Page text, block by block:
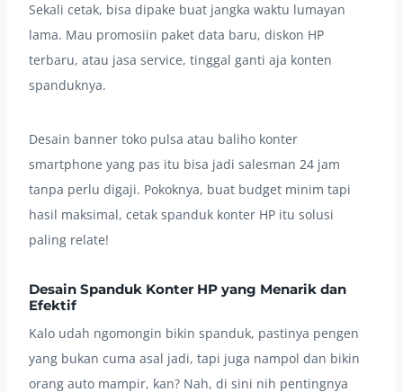
Sekali cetak, bisa dipake buat jangka waktu lumayan
lama. Mau promosiin paket data baru, diskon HP
terbaru, atau jasa service, tinggal ganti aja konten
spanduknya.
Desain banner toko pulsa atau baliho konter
smartphone yang pas itu bisa jadi salesman 24 jam
tanpa perlu digaji. Pokoknya, buat budget minim tapi
hasil maksimal, cetak spanduk konter HP itu solusi
paling relate!
Desain Spanduk Konter HP yang Menarik dan
Efektif
Kalo udah ngomongin bikin spanduk, pastinya pengen
yang bukan cuma asal jadi, tapi juga nampol dan bikin
orang auto mampir, kan? Nah, di sini nih pentingnya